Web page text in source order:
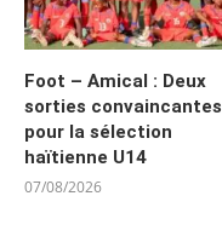
Foot – Amical : Deux
sorties convaincantes
pour la sélection
haïtienne U14
07/08/2026